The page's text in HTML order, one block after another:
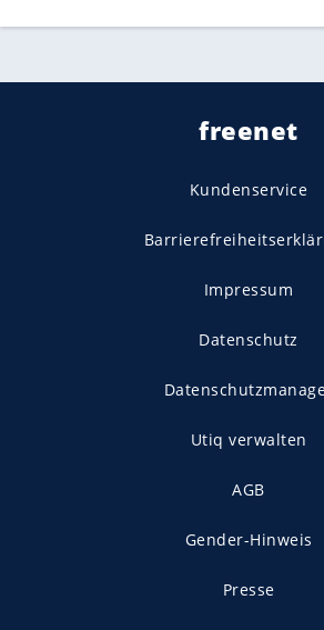
freenet
Kundenservice
Impressum
Datenschutz
Utiq verwalten
AGB
Gender-Hinweis
Presse